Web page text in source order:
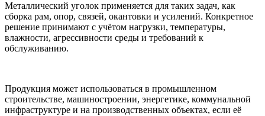
Металлический уголок применяется для таких задач, как
сборка рам, опор, связей, окантовки и усилений. Конкретное
решение принимают с учётом нагрузки, температуры,
влажности, агрессивности среды и требований к
обслуживанию.
Продукция может использоваться в промышленном
строительстве, машиностроении, энергетике, коммунальной
инфраструктуре и на производственных объектах, если её